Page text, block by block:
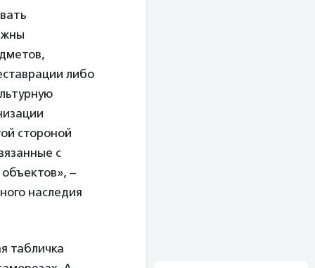
либо
стороной
с
–
наследия
табличка